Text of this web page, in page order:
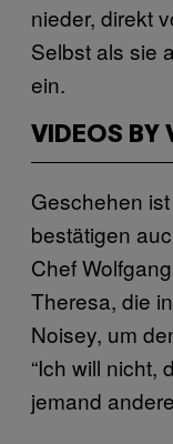
nieder, direkt
Selbst als sie
ein.
VIDEOS BY
Geschehen
bestätigen
Chef
Theresa, die
Noisey, um
“Ich will nicht,
jemand